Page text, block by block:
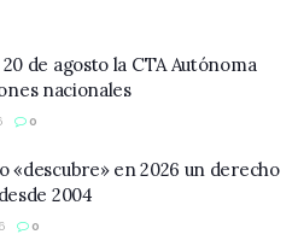
de agosto la CTA Autónoma
nacionales
0
«descubre» en 2026 un derecho
2004
0